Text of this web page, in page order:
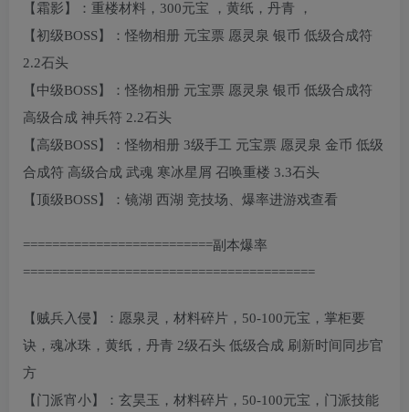
【霜影】：重楼材料，300元宝 ，黄纸，丹青 ，
【初级BOSS】：怪物相册 元宝票 愿灵泉 银币 低级合成符
2.2石头
【中级BOSS】：怪物相册 元宝票 愿灵泉 银币 低级合成符
高级合成 神兵符 2.2石头
【高级BOSS】：怪物相册 3级手工 元宝票 愿灵泉 金币 低级
合成符 高级合成 武魂 寒冰星屑 召唤重楼 3.3石头
【顶级BOSS】：镜湖 西湖 竞技场、爆率进游戏查看
==========================副本爆率
========================================
【贼兵入侵】：愿泉灵，材料碎片，50-100元宝，掌柜要
诀，魂冰珠，黄纸，丹青 2级石头 低级合成 刷新时间同步官
方
【门派宵小】：玄昊玉，材料碎片，50-100元宝，门派技能